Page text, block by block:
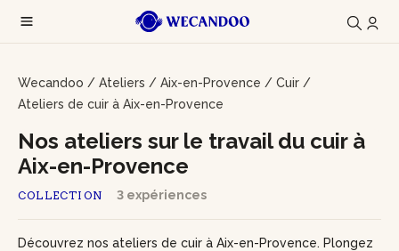
Wecandoo / Ateliers / Aix-en-Provence / Cuir /
Ateliers de cuir à Aix-en-Provence
COLLECTION 3 expériences
Nos ateliers sur le travail du cuir à
Aix-en-Provence
Découvrez nos ateliers de cuir à Aix-en-Provence. Plongez